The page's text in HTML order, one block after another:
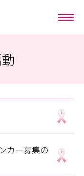
カー募集の